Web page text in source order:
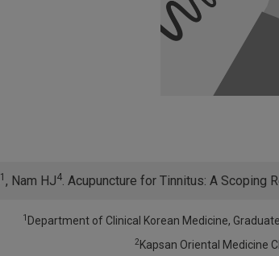
1 , Nam HJ4. Acupuncture for Tinnitus: A Scoping
1 Department of Clinical Korean Medicine,
2Kapsan Oriental Medicine